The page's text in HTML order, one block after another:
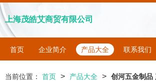
上海茂皓艾商贸有限公司
首页 企业简介 产品大全 联系我们
当前位置： 首页 > 产品大全 > 创河五金制品